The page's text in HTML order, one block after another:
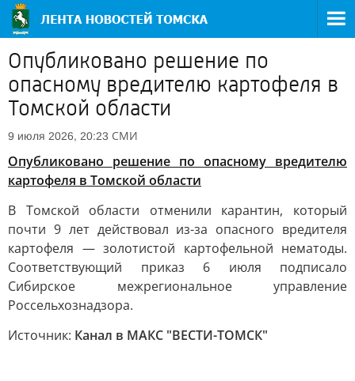
Опубликовано решение по
опасному вредителю картофеля в
Томской области
9 июля 2026, 20:23 СМИ
Опубликовано решение по опасному вредителю
картофеля в Томской области
В Томской области отменили карантин, который
почти 9 лет действовал из-за опасного вредителя
картофеля — золотистой картофельной нематоды.
Соответствующий приказ 6 июля подписало
Сибирское межрегиональное управление
Россельхознадзора.
Источник: Канал в МАКС "ВЕСТИ-ТОМСК"